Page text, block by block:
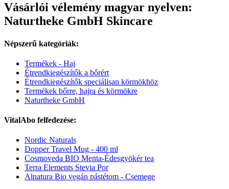
Vásárlói vélemény magyar nyelven:
Naturtheke GmbH Skincare
Népszerű kategóriák:
Termékek - Haj
Étrendkiegészítők a bőrért
Étrendkiegészítők speciálisan körmökhöz
Termékek bőrre, hajra és körmökre
Naturtheke GmbH
VitalAbo felfedezése:
Nordic Naturals
Dopper Travel Mug - 400 ml
Cosmoveda BIO Menta-Édesgyökér tea
Terra Elements Stevia Por
Alnatura Bio vegán pástétom - Csemege